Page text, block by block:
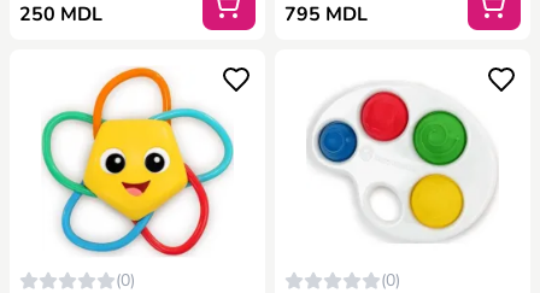
250 MDL 795 MDL
(0) (0)